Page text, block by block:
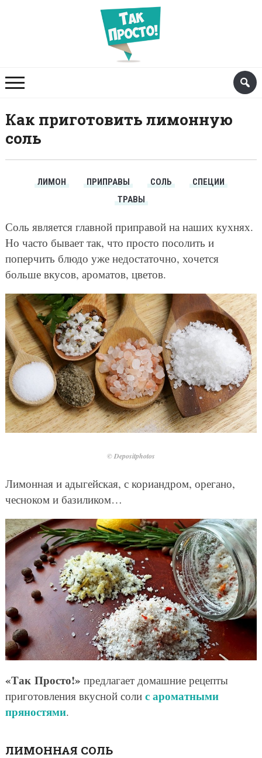
Как приготовить лимонную
соль
ЛИМОН ПРИПРАВЫ СОЛЬ
СПЕЦИИ
ТРАВЫ
Соль является главной приправой на наших кухнях.
Но часто бывает так, что просто посолить и
поперчить блюдо уже недостаточно, хочется
больше вкусов, ароматов, цветов.
© Depositphotos
Лимонная и адыгейская, с кориандром, орегано,
чесноком и базиликом…
«Так Просто!» предлагает домашние рецепты
приготовления вкусной соли с ароматными
пряностями.
ЛИМОННАЯ СОЛЬ